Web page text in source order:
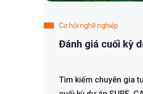
Cơ hội nghề nghiệp
Đánh giá cuối kỳ
Tìm kiếm chuyên gia